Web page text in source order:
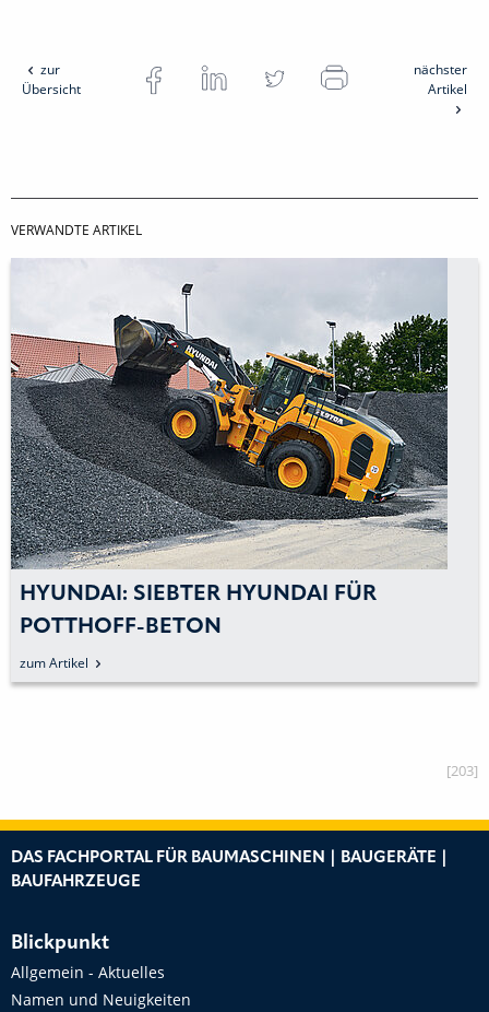
zur
Übersicht
nächster
Artikel
VERWANDTE ARTIKEL
HYUNDAI: SIEBTER HYUNDAI FÜR
POTTHOFF-BETON
zum Artikel
[203]
DAS FACHPORTAL FÜR BAUMASCHINEN | BAUGERÄTE |
BAUFAHRZEUGE
Blickpunkt
Allgemein - Aktuelles
Namen und Neuigkeiten